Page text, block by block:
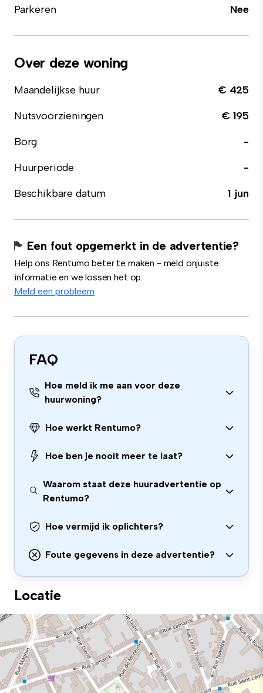
Parkeren
Nee
Over deze woning
Maandelijkse huur
€ 425
Nutsvoorzieningen
€ 195
Borg
-
Huurperiode
-
Beschikbare datum
1 jun
Een fout opgemerkt in de advertentie?
Help ons Rentumo beter te maken - meld onjuiste
informatie en we lossen het op.
Meld een probleem
FAQ
Hoe meld ik me aan voor deze
huurwoning?
Hoe werkt Rentumo?
Hoe ben je nooit meer te laat?
Waarom staat deze huuradvertentie op
Rentumo?
Hoe vermijd ik oplichters?
Foute gegevens in deze advertentie?
Locatie